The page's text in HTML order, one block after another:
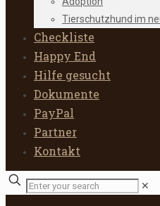
Tierschutzhund im
Checkliste
Happy End
Hilfe gesucht
Dokumente
PayPal
Partner
Kontakt
✕